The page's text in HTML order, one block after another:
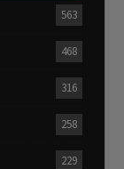
563
468
316
258
229